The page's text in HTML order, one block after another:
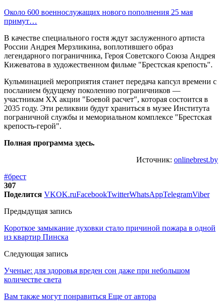
Около 600 военнослужащих нового пополнения 25 мая
примут…
В качестве специального гостя ждут заслуженного артиста
России Андрея Мерзликина, воплотившего образ
легендарного пограничника, Героя Советского Союза Андрея
Кижеватова в художественном фильме "Брестская крепость".
Кульминацией мероприятия станет передача капсул времени с
посланием будущему поколению пограничников —
участникам ХХ акции "Боевой расчет", которая состоится в
2035 году. Эти реликвии будут храниться в музее Института
пограничной службы и мемориальном комплексе "Брестская
крепость-герой".
Полная программа здесь.
Источник: onlinebrest.by
#брест
307
Поделится VKOK.ruFacebookTwitterWhatsAppTelegramViber
Предыдущая запись
Короткое замыкание духовки стало причиной пожара в одной
из квартир Пинска
Следующая запись
Ученые: для здоровья вреден сон даже при небольшом
количестве света
Вам также могут понравиться Еще от автора